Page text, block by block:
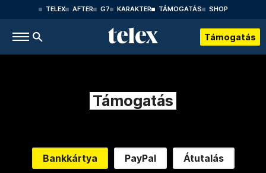
TELEX AFTER G7 KARAKTER TÁMOGATÁS SHOP
Támogatás
Támogatás
Bankkártya PayPal Átutalás